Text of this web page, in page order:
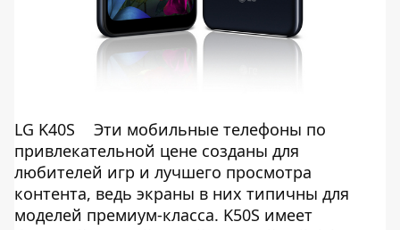
LG K40S
Эти мобильные телефоны по
привлекательной цене созданы для
любителей игр и лучшего просмотра
контента, ведь экраны в них типичны для
моделей премиум-класса. K50S имеет